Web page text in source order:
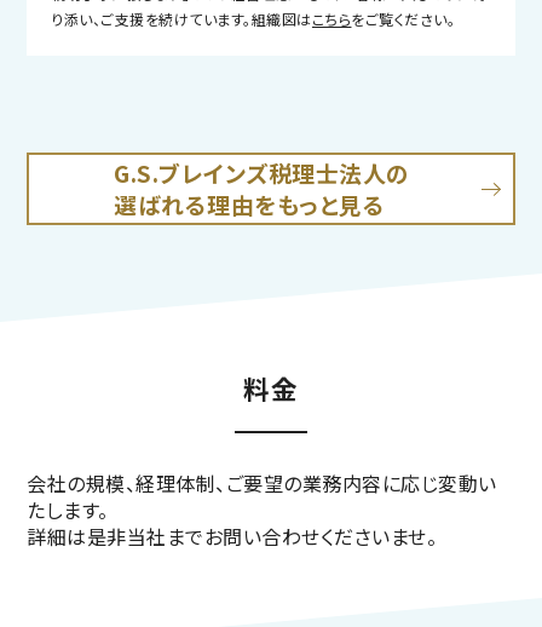
り添い、ご支援を続けています。組織図はこちらをご覧ください。
G.S.ブレインズ税理士法人の
選ばれる理由をもっと見る
料金
会社の規模、経理体制、ご要望の業務内容に応じ変動い
たします。
詳細は是非当社までお問い合わせくださいませ。